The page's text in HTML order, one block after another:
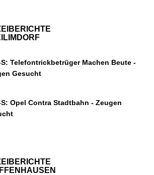
S: Telefontrickbetrüger Machen Beute -
Gesucht
S: Opel Contra Stadtbahn - Zeugen